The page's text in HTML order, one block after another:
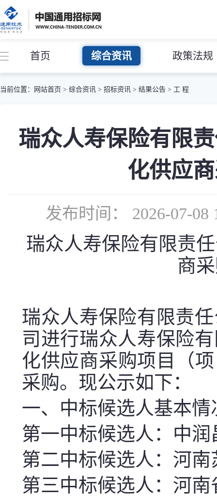
首页 综合资讯 政策法规
当前位置： 网站首页 > 综合资讯 > 招标资讯 > 结果公告 > 工 程
瑞众人寿保险有限
化供应
发布时间： 2026-07-
瑞众人寿保险有限责
商
瑞众人寿保险有限责
司 进行瑞众人寿保险
化供应商采购项目（
采购。现公示如下：
一、 中标候选人基本情
第一中标候选人： 中润
第二中标候选人：河
第三中标候选人： 河南